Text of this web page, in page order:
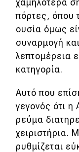
χαμηλότερα
πόρτες, όπου
ουσία όμως
συναρμογή
λεπτομέρεια
κατηγορία.
Αυτό που
γεγονός ότι η
ρεύμα
χειριστήρια.
ρυθμίζεται